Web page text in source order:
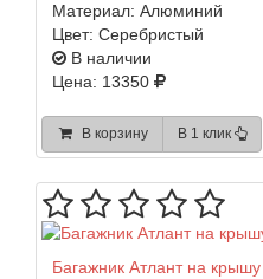
Материал: Алюминий
Цвет: Серебристый
В наличии
Цена: 13350
В корзину В 1 клик
Багажник Атлант на